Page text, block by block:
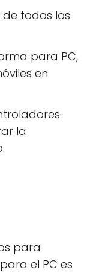
de todos los
para PC,
en
la
para
el PC es